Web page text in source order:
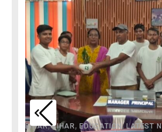
BIHAR,BIHAR, EDUCATION,LATEST